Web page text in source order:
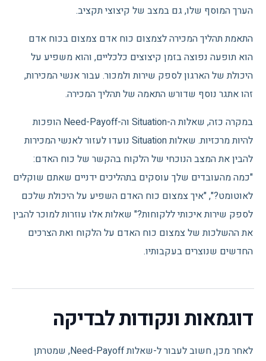
הערך המוסף שלו, גם במצב של קיצוצי תקציב.
התאמת תהליך המכירה לצמצום כוח אדם צמצום בכוח אדם
הוא תופעה נפוצה בזמן קיצוצים כלכליים, והוא משפיע על
היכולת של הארגון לספק שירות ולמכור. עבור אנשי המכירות,
זהו אתגר נוסף שדורש התאמה של תהליך המכירה.
במקרה כזה, שאלות ה-Situation וה-Need-Payoff הופכות
להיות מרכזיות. שאלות Situation נועדו לעזור לאנשי המכירות
להבין את המצב הנוכחי של הלקוח בהקשר של כוח האדם:
"כמה מהעובדים שלך עוסקים בתהליכים ידניים שאתם שוקלים
לאוטומט?", "איך צמצום כוח האדם השפיע על היכולת שלכם
לספק שירות איכותי ללקוחות?" שאלות אלו עוזרות למוכר להבין
את ההשלכות של צמצום כוח האדם על הלקוח ואת הצרכים
החדשים שנוצרים בעקבותיו.
דוגמאות ונקודות לבדיקה
לאחר מכן, חשוב לעבור ל-שאלות Need-Payoff, שמטרתן